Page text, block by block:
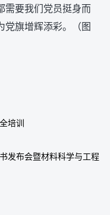
需要我们党员挺身而
党旗增辉添彩。（图
培训
发布会暨材料科学与工程